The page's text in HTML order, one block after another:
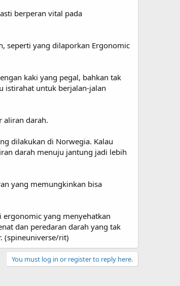
berperan vital pada
seperti yang dilaporkan Ergonomic
kaki yang pegal, bahkan tak
istirahat untuk berjalan-jalan
aliran darah.
dilakukan di Norwegia. Kalau
darah menuju jantung jadi lebih
yang memungkinkan bisa
yang menyehatkan
dan peredaran darah yang tak
(spineuniverse/rit)
You must log in or register to reply here.